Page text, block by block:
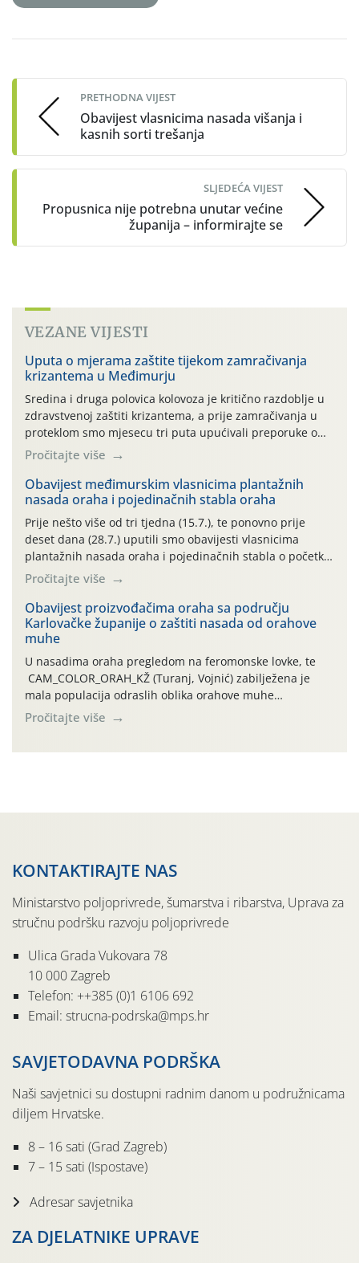
navigation
PRETHODNA VIJEST
Obavijest vlasnicima nasada višanja i
kasnih sorti trešanja
SLJEDEĆA VIJEST
Propusnica nije potrebna unutar većine
županija – informirajte se
VEZANE VIJESTI
Uputa o mjerama zaštite tijekom zamračivanja
krizantema u Međimurju
Sredina i druga polovica kolovoza je kritično razdoblje u
zdravstvenoj zaštiti krizantema, a prije zamračivanja u
proteklom smo mjesecu tri puta upućivali preporuke o
preventivnim mjerama zaštite krizantema od najčešćih
uzročnika bolesti, štetnika i fito-fagnih grinja (23.7., 14.7.,
06.7.)! Na početku ovog mjeseca je zabilježeno je
povijesno i ekstremno vruće meteorološko razdoblje, uz
najviše temperature […]
Pročitajte više
Obavijest međimurskim vlasnicima plantažnih
nasada oraha i pojedinačnih stabla oraha
Prije nešto više od tri tjedna (15.7.), te ponovno prije
deset dana (28.7.) uputili smo obavijesti vlasnicima
plantažnih nasada oraha i pojedinačnih stabla o početku
leta i ovogodišnjoj potrebi usmjerenog suzbijanja
orahove muhe (Rhagoletis completa)! Već dvanaest dana
traje drugi ovogodišnji “toplinski udar”, koji naročito
izražen zadnja šest dana (31.7.-05.8.), jer najviše
temperature zraka svakodnevno […]
Pročitajte više
Obavijest proizvođačima oraha sa području
Karlovačke županije o zaštiti nasada od orahove
muhe
U nasadima oraha pregledom na feromonske lovke, te
CAM_COLOR_ORAH_KŽ (Turanj, Vojnić) zabilježena je
mala populacija odraslih oblika orahove muhe
(Rhagoletis completa). Niska brojnost može se objasniti
činjenicom da je riječ o mladim nasadima s vrlo malim
Pročitajte više
KONTAKTIRAJTE NAS
Ministarstvo poljoprivrede, šumarstva i ribarstva, Uprava za
stručnu podršku razvoju poljoprivrede
Ulica Grada Vukovara 78
10 000 Zagreb
Telefon: ++385 (0)1 6106 692
Email: strucna-podrska@mps.hr
SAVJETODAVNA PODRŠKA
Naši savjetnici su dostupni radnim danom u podružnicama
diljem Hrvatske.
8 – 16 sati (Grad Zagreb)
7 – 15 sati (Ispostave)
Adresar savjetnika
ZA DJELATNIKE UPRAVE